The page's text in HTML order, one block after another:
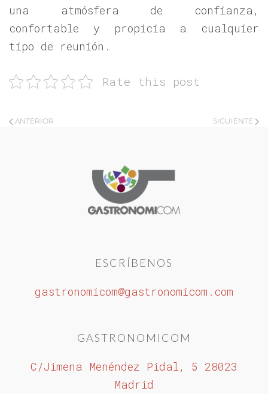
una atmósfera de confianza,
confortable y propicia a cualquier
tipo de reunión.
Rate this post
ANTERIOR SIGUIENTE
ESCRÍBENOS
gastronomicom@gastronomicom.com
GASTRONOMICOM
C/Jimena Menéndez Pidal, 5 28023
Madrid